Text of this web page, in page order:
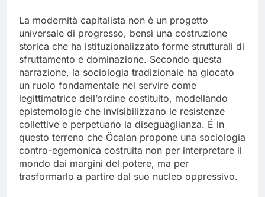
La modernità capitalista non è un progetto
universale di progresso, bensì una costruzione
storica che ha istituzionalizzato forme strutturali di
sfruttamento e dominazione. Secondo questa
narrazione, la sociologia tradizionale ha giocato
un ruolo fondamentale nel servire come
legittimatrice dell’ordine costituito, modellando
epistemologie che invisibilizzano le resistenze
collettive e perpetuano la diseguaglianza. É in
questo terreno che Öcalan propone una sociologia
contro-egemonica costruita non per interpretare il
mondo dai margini del potere, ma per
trasformarlo a partire dal suo nucleo oppressivo.